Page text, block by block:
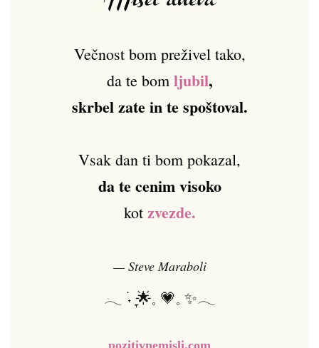
Večnost bom preživel tako,
da te bom ljubil,
skrbel zate in te spoštoval.
Vsak dan ti bom pokazal,
da te cenim visoko
kot zvezde.
— Steve Maraboli
𓂃 ࣪˖ ִֶָ🌟𓈒 💗𓈒 ✨𓂃